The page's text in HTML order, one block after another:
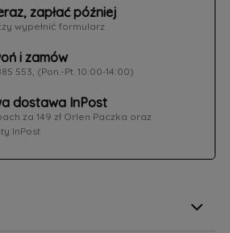
zapłać później
wypełnić formularz
i zamów
553, (Pon.-Pt. 10:00-14:00)
dostawa InPost
za 149 zł Orlen Paczka oraz
InPost